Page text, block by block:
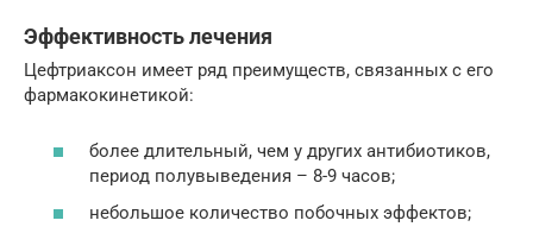
Эффективность лечения
Цефтриаксон имеет ряд преимуществ, связанных с его
фармакокинетикой:
более длительный, чем у других антибиотиков,
период полувыведения – 8-9 часов;
небольшое количество побочных эффектов;